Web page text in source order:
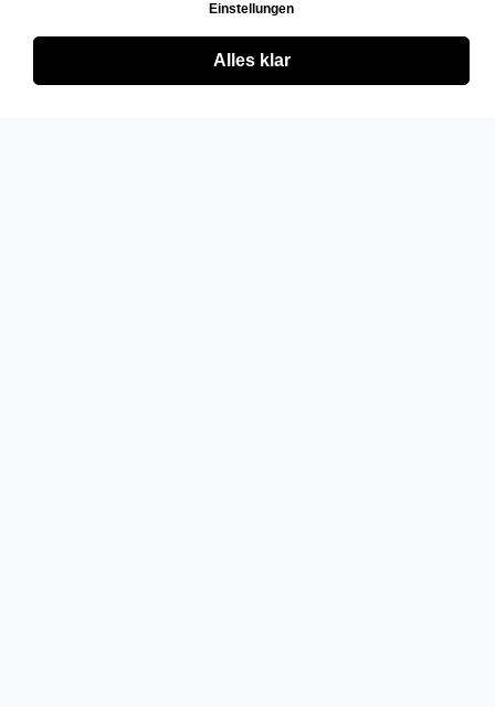
Einstellungen
Alles klar